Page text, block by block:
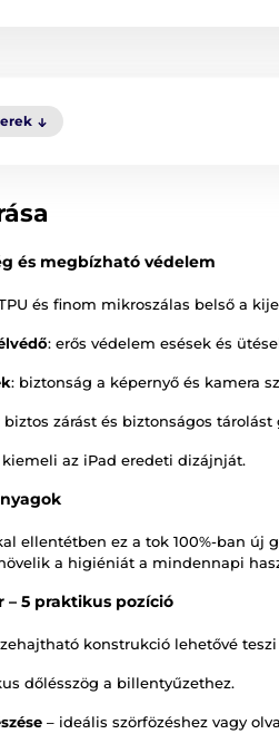
és megbízható védelem
és finom mikroszálas belső a
: erős védelem esések és
: biztonság a képernyő és kamera
biztos zárást és biztonságos tárolást
kiemeli az iPad eredeti dizájnját.
ellentétben ez a tok 100%-ban
a higiéniát a mindennapi
– 5 praktikus pozíció
konstrukció lehetővé
dőlésszög a billentyűzethez.
– ideális szörfözéshez vagy